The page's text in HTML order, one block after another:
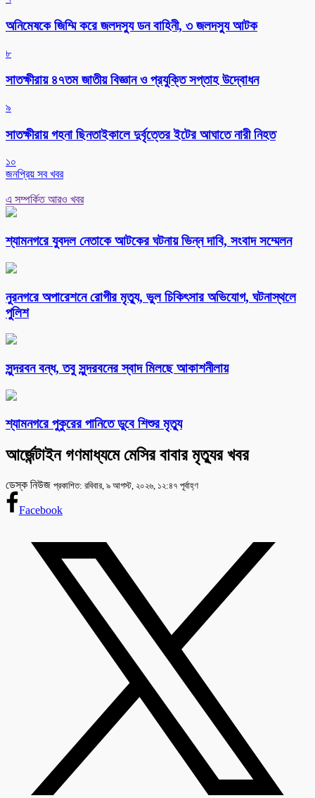
অনিমেষকে জিম্মি করে জলদস্যু ডন বাহিনী, ৩ জলদস্যু আটক
৮
সাতক্ষীরায় ৪৭তম জাতীয় বিজ্ঞান ও প্রযুক্তি সপ্তাহ উদ্বোধন
৯
সাতক্ষীরায় গহনা ছিনতাইকালে দুর্বৃত্তের ইটের আঘাতে নারী নিহত
১০
জনপ্রিয় সব খবর
এ সম্পর্কিত আরও খবর
শ্যামনগরে যুবদল নেতাকে আটকের ঘটনায় ভিন্ন দাবি, সংবাদ সম্মেলন
নুরনগরে অপারেশনে রোগীর মৃত্যু, ভুল চিকিৎসার অভিযোগ, ঘটনাস্থলে
পুলিশ
সুন্দরবন বন্ধ, তবু সুন্দরবনের স্বাদ মিলছে আকাশনীলায়
শ্যামনগরে পুকুরের পানিতে ডুবে শিশুর মৃত্যু
আর্জেন্টাইন গণমাধ্যমে মেসির বাবার মৃত্যুর খবর
ডেস্ক নিউজ প্রকাশিত: রবিবার, ৯ আগস্ট, ২০২৬, ১২:৪৭ পূর্বাহ্ণ
Facebook